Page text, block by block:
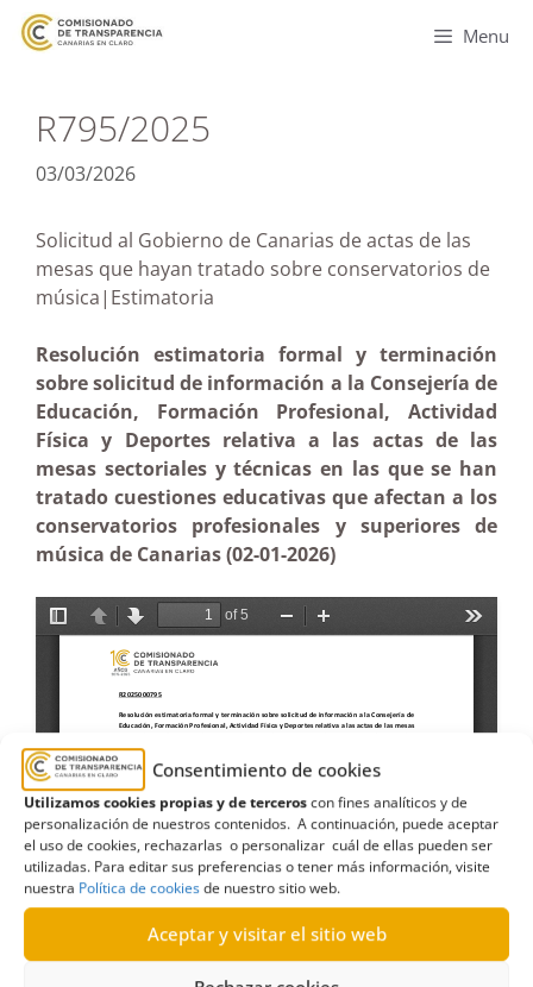
Consentimiento de cookies
Utilizamos cookies propias y de terceroscon fines analíticos y de
personalización de nuestros contenidos. A continuación, puede aceptar
el uso de cookies, rechazarlas o personalizar cuál de ellas pueden ser
utilizadas. Para editar sus preferencias o tener más información, visite
nuestra Política de cookiesde nuestro sitio web.
Aceptar y visitar el sitio web
Menu
R795/2025
03/03/2026
Solicitud al Gobierno de Canarias de actas de las
mesas que hayan tratado sobre conservatorios de
música|Estimatoria
Resolución estimatoria formal y terminación
sobre solicitud de información a la Consejería de
Educación, Formación Profesional, Actividad
Física y Deportes relativa a las actas de las
mesas sectoriales y técnicas en las que se han
tratado cuestiones educativas que afectan a los
conservatorios profesionales y superiores de
música de Canarias (02-01-2026)